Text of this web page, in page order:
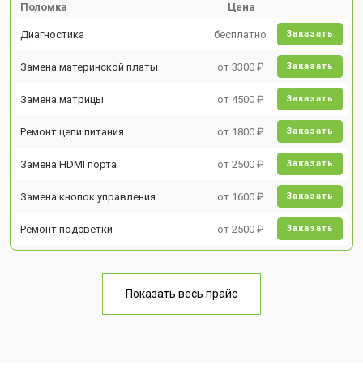
Поломка Цена
Диагностика бесплатно Заказать
Замена материнской платы от 3300 ₽ Заказать
Замена матрицы от 4500 ₽ Заказать
Ремонт цепи питания от 1800 ₽ Заказать
Замена HDMI порта от 2500 ₽ Заказать
Замена кнопок управления от 1600 ₽ Заказать
Ремонт подсветки от 2500 ₽ Заказать
Показать весь прайс